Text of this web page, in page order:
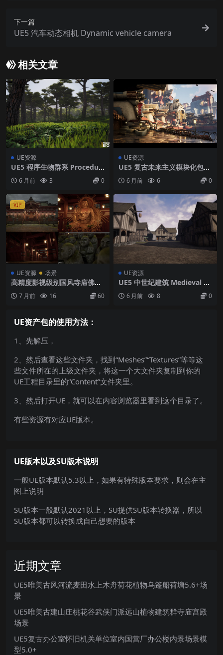
下一篇
UE5 汽车动态相机 Dynamic vehicle camera
相关文章
UE资源
UE5 程序生物群系 Procedur
6 月前 3 0
UE资源
UE5 复古未来主义模块化包Re
tro Futurist Modular Pack
6 月前 6 0
VIP
UE资源 场景
高精度影视级别国风寺庙佛像
7 月前 16 60
UE资源
UE5 中世纪建筑 Medieval B
6 月前 8 0
UE资产包的使用方法：
1、先解压，
2、然后查看这些文件夹，找到“Meshes”“Textures”等等这
些文件所在的上级文件夹，将这一个大文件夹复制到你的
UE工程目录里的“Content”文件夹里。
3、然后打开UE，就可以在内容浏览器里看到这个目录了。
有些资源有对应UE版本。
UE版本以及SU版本说明
一般UE版本默认5.3以上，如果有特殊版本要求，则会在主
图上说明
SU版本一般默认2021以上，SU提供SU版本转换器，所以
SU版本都可以转换成自己想要的版本
近期文章
UE5唯美古风河流麦田水上木舟荷花植物乌篷船荷塘5.6+场
景
UE5唯美古建山庄桃花谷武侠门派远山植物建筑群寺庙宫殿
场景
UE5复古办公室怀旧机关单位室内国营厂办公楼内景场景模
型5.0+